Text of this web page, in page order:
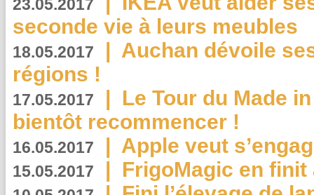
23.05.2017
seconde vie à leurs meubles
18.05.2017 | Auchan dévoile
régions !
17.05.2017 | Le Tour du Made
bientôt recommencer !
16.05.2017 | Apple veut
15.05.2017 | FrigoMagic en